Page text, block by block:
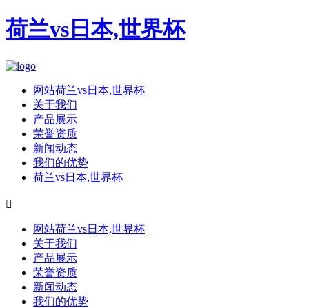
荷兰vs日本,世界杯
网站荷兰vs日本,世界杯
关于我们
产品展示
荣誉资质
新闻动态
我们的优势
荷兰vs日本,世界杯

网站荷兰vs日本,世界杯
关于我们
产品展示
荣誉资质
新闻动态
我们的优势